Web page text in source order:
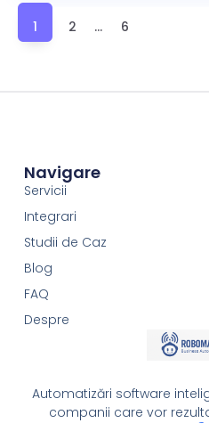
1 2 … 6
Automatizări software
companii care vor
Navigare
Servicii
Integrari
Studii de Caz
Blog
FAQ
Despre